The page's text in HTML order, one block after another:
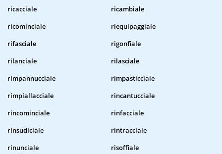
ricacciale
ricambiale
ricominciale
riequipaggiale
rifasciale
rigonfiale
rilanciale
rilasciale
rimpannucciale
rimpasticciale
rimpiallacciale
rincantucciale
rincominciale
rinfacciale
rinsudiciale
rintracciale
rinunciale
risoffiale